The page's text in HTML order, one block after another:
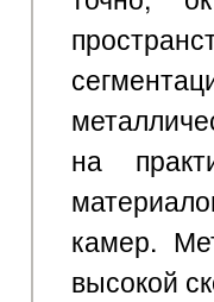
на
камер.
высокой